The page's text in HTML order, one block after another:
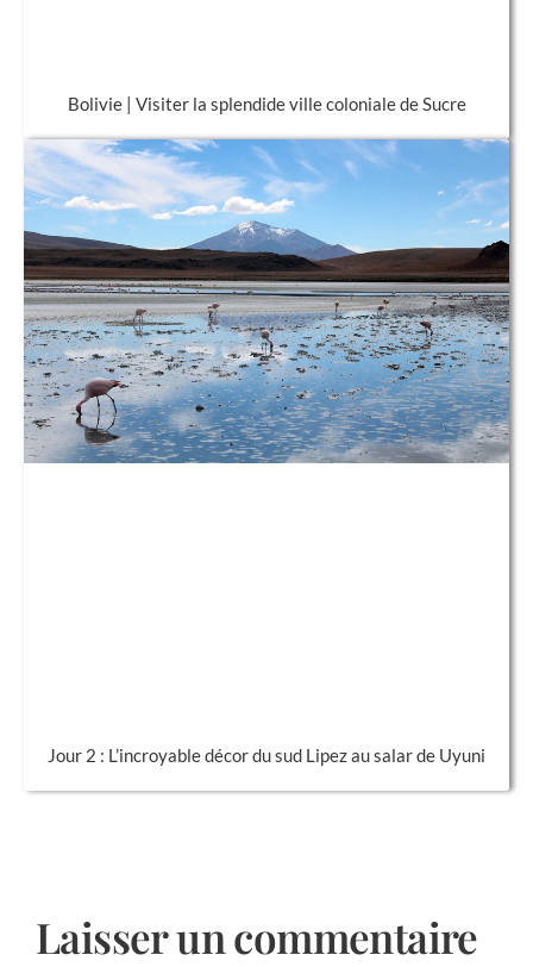
Bolivie | Visiter la splendide ville coloniale de Sucre
Jour 2 : L’incroyable décor du sud Lipez au salar de Uyuni
Laisser un commentaire